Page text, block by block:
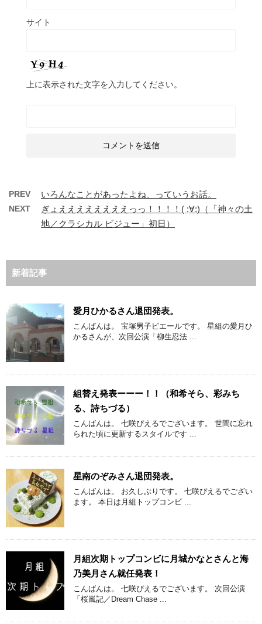
サイト
上に表示された文字を入力してください。
PREV いろんなことがあったよね、っていうお話。
NEXT
ぎょええええええええっっ！！！！( ;∀;)（「神々の土
地／クラシカル ビジュー」初日）
新着記事
愛月ひかるさん退団発表。
こんばんは。 宝塚男子ピエールです。 星組の愛月ひ
かるさんが、次回公演「柳生忍法 ...
組替え発表ーーー！！（和希そら、彩みち
る、詩ちづる）
こんばんは。 七咲ぴえるでございます。 世間に忘れ
られた頃に更新するスタイルです ...
星南のぞみさん退団発表。
こんばんは。 お久しぶりです。 七咲ぴえるでござい
ます。 本日は月組トップコンビ ...
月組次期トップコンビに月城かなとさんと海
乃美月さん就任発表！
こんばんは。 七咲ぴえるでございます。 次回公演
「桜嵐記／Dream Chase ...